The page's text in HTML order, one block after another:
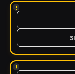
!
!